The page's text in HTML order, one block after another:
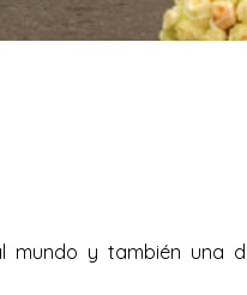
mundo y también una